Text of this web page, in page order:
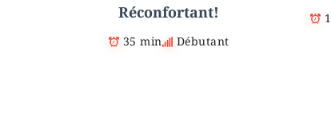
Réconfortant!
35 min Débutant